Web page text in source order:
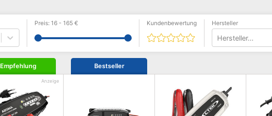
Preis: 16 - 165 € Kundenbewertung Hersteller
Hersteller...
Empfehlung Bestseller